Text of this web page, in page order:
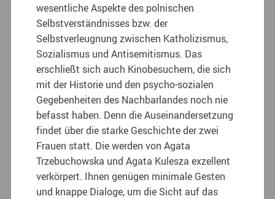
wesentliche Aspekte des polnischen
Selbstverständnisses bzw. der
Selbstverleugnung zwischen Katholizismus,
Sozialismus und Antisemitismus. Das
erschließt sich auch Kinobesuchern, die sich
mit der Historie und den psycho-sozialen
Gegebenheiten des Nachbarlandes noch nie
befasst haben. Denn die Auseinandersetzung
findet über die starke Geschichte der zwei
Frauen statt. Die werden von Agata
Trzebuchowska und Agata Kulesza exzellent
verkörpert. Ihnen genügen minimale Gesten
und knappe Dialoge, um die Sicht auf das